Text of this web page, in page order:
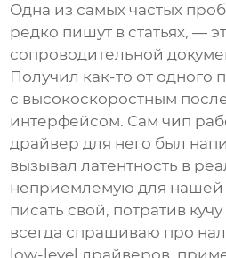
Одна из самых частых
редко пишут в статьях, —
сопроводительной
Получил как-то от одного
с высокоскоростным
интерфейсом. Сам чип
драйвер для него был
вызывал латентность в
неприемлемую для
писать свой, потратив
всегда спрашиваю про